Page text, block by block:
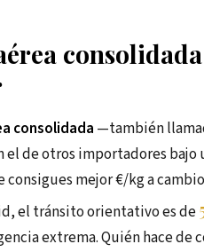
consolidada —también
el de otros importadores bajo
consigues mejor €/kg a
el tránsito orientativo es de
extrema. Quién hace de